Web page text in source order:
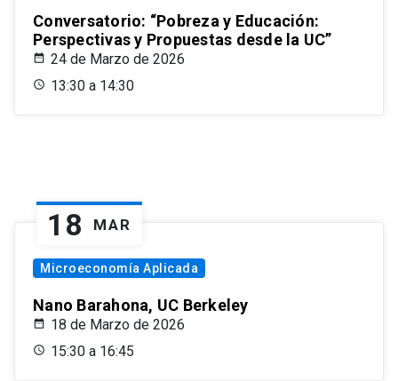
Conversatorio: “Pobreza y Educación:
Perspectivas y Propuestas desde la UC”
24 de Marzo de 2026
13:30 a 14:30
18 MAR
Microeconomía Aplicada
Nano Barahona, UC Berkeley
18 de Marzo de 2026
15:30 a 16:45